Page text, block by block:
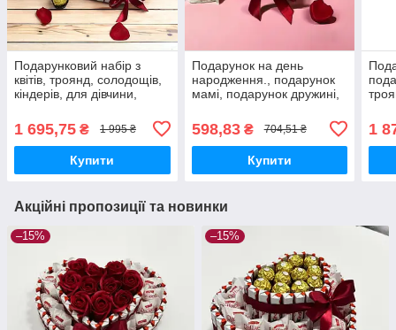
Подарунковий набір з
квітів, троянд, солодощів,
кіндерів, для дівчини,
народження
1 695,75 ₴ 1 995 ₴
Купити
Подарунок на день
народження., подарунок
мамі, подарунок дружині,
598,83₴ 704,51 ₴
Купити
на
1
Акційні пропозиції та новинки
–15% –15%